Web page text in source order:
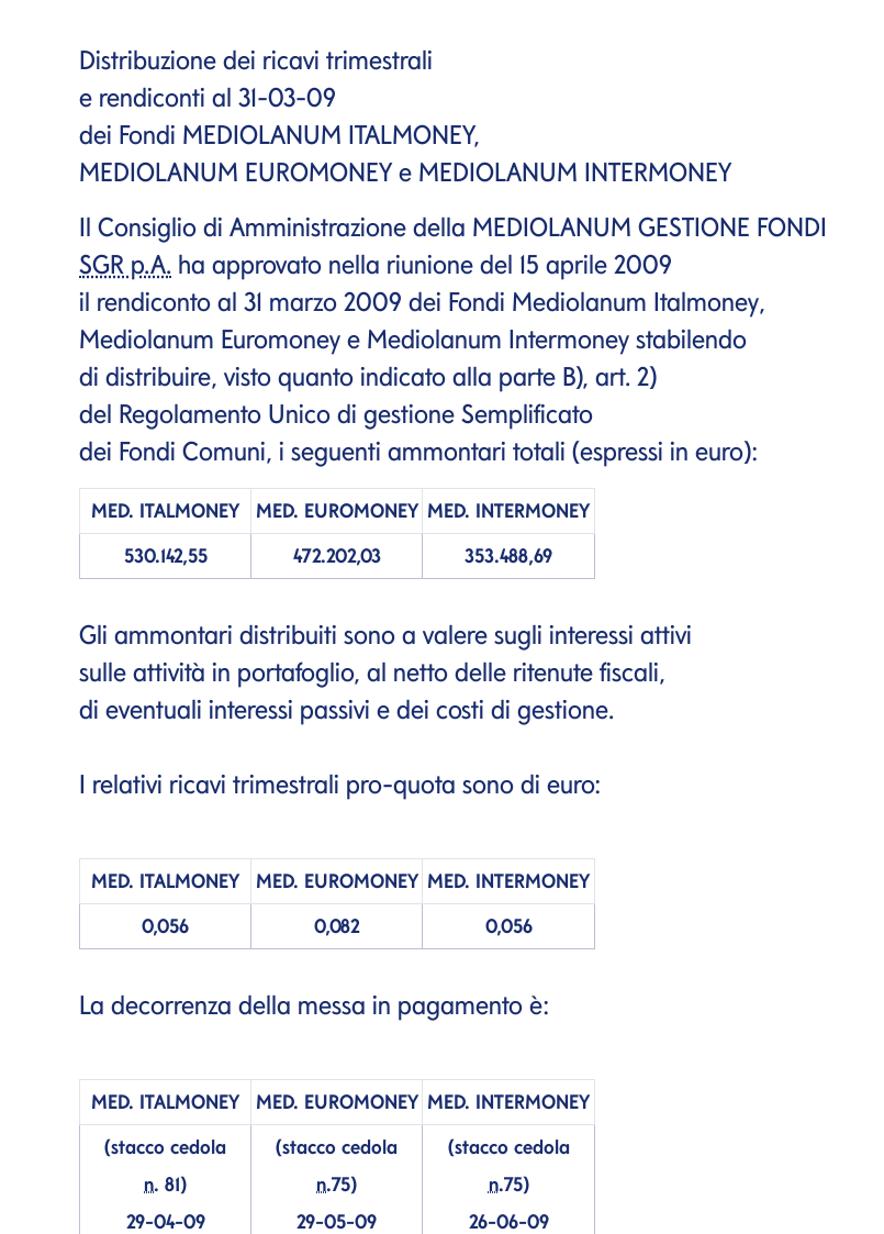
Distribuzione dei ricavi trimestrali
e rendiconti al 31-03-09
dei Fondi MEDIOLANUM ITALMONEY,
MEDIOLANUM EUROMONEY e MEDIOLANUM INTERMONEY
Il Consiglio di Amministrazione della MEDIOLANUM GESTIONE FONDI
SGR p.A. ha approvato nella riunione del 15 aprile 2009
il rendiconto al 31 marzo 2009 dei Fondi Mediolanum Italmoney,
Mediolanum Euromoney e Mediolanum Intermoney stabilendo
di distribuire, visto quanto indicato alla parte B), art. 2)
del Regolamento Unico di gestione Semplificato
dei Fondi Comuni, i seguenti ammontari totali (espressi in euro):
MED. ITALMONEY MED. EUROMONEY MED. INTERMONEY
530.142,55
472.202,03 353.488,69
Gli ammontari distribuiti sono a valere sugli interessi attivi
sulle attività in portafoglio, al netto delle ritenute fiscali,
di eventuali interessi passivi e dei costi di gestione.
I relativi ricavi trimestrali pro-quota sono di euro:
MED. ITALMONEY MED. EUROMONEY MED. INTERMONEY
0,056
0,082 0,056
La decorrenza della messa in pagamento è:
MED. ITALMONEY MED. EUROMONEY MED. INTERMONEY
(stacco cedola
n. 81)
29-04-09
(stacco cedola
n.75)
29-05-09
(stacco cedola
n.75)
26-06-09